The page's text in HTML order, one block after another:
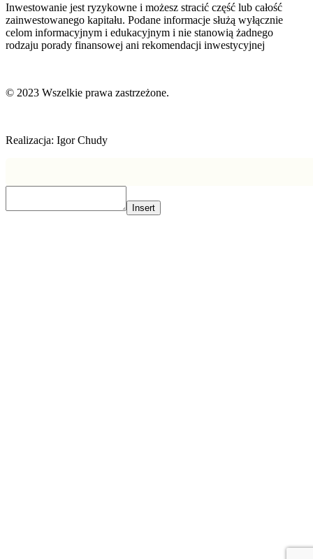
Inwestowanie jest ryzykowne i możesz stracić część lub całość
zainwestowanego kapitału. Podane informacje służą wyłącznie
celom informacyjnym i edukacyjnym i nie stanowią żadnego
rodzaju porady finansowej ani rekomendacji inwestycyjnej
© 2023 Wszelkie prawa zastrzeżone.
Realizacja: Igor Chudy
Insert